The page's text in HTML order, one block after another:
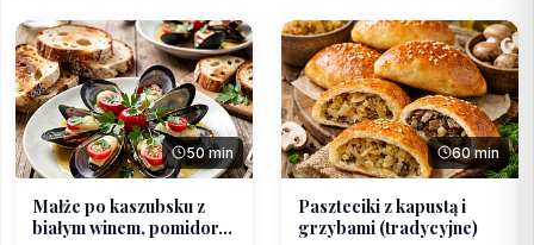
50 min
Małże po kaszubsku z
białym winem, pomidor...
60 min
Paszteciki z kapustą i
grzybami (tradycyjne)